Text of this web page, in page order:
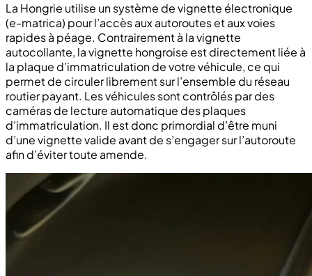
La Hongrie utilise un système de vignette électronique
(e-matrica) pour l’accès aux autoroutes et aux voies
rapides à péage. Contrairement à la vignette
autocollante, la vignette hongroise est directement liée à
la plaque d’immatriculation de votre véhicule, ce qui
permet de circuler librement sur l’ensemble du réseau
routier payant. Les véhicules sont contrôlés par des
caméras de lecture automatique des plaques
d’immatriculation. Il est donc primordial d’être muni
d’une vignette valide avant de s’engager sur l’autoroute
afin d’éviter toute amende.